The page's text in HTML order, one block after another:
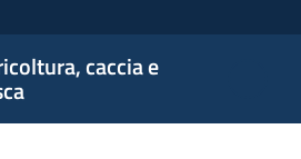
caccia e